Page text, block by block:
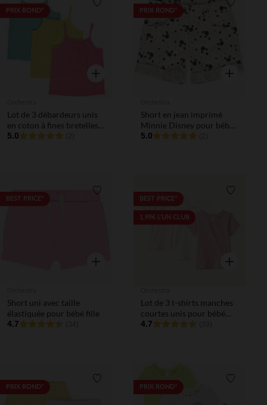
PRIX ROND* Liste de souhaits
Aperçu rapide
Lot de 3 débardeurs unis
en coton à fines bretelles
pour bébé fille
5.0
PRIX ROND*
Aperçu
Short en jean imprimé
Minnie Disney pour bébé
fille
5.0
BEST PRICE* Liste de souhaits
Aperçu rapide
Short uni avec taille
élastiquée pour bébé fille
4.7
BEST PRICE*
1,99€ L'UN CLUB
Aperçu
Lot de 3 t-shirts manches
courtes unis pour bébé
fille
4.7
PRIX ROND* Liste de souhaits
PRIX ROND*